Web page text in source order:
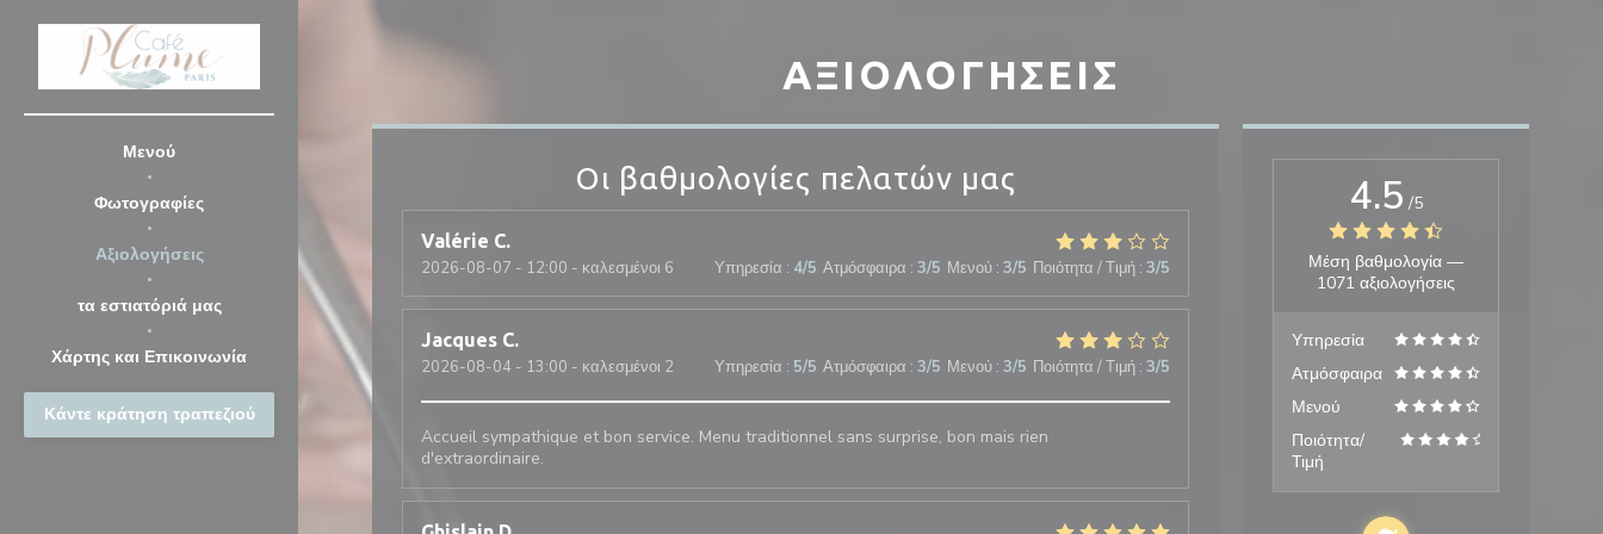
Μενού
Φωτογραφίες
Αξιολογήσεις
τα εστιατόριά μας
Χάρτης και Επικοινωνία
Κάντε κράτηση τραπεζιού
ΑΞΙΟΛΟΓΉΣΕΙΣ
Οι βαθμολογίες πελατών μας
Valérie C
2026-08-07 - 12:00 - καλεσμένοι 6 Υπηρεσία : 4/5 Ατμόσφαιρα : 3/5 Μενού : 3/5 Ποιότητα / Τιμή : 3/5
Jacques C
2026-08-04 - 13:00 - καλεσμένοι 2 Υπηρεσία : 5/5 Ατμόσφαιρα : 3/5 Μενού : 3/5 Ποιότητα / Τιμή : 3/5
Accueil sympathique et bon service. Menu traditionnel sans surprise, bon mais rien
d'extraordinaire.
4.5 /5
Μέση βαθμολογία —
1071 αξιολογήσεις
Υπηρεσία
Ατμόσφαιρα
Μενού
Ποιότητα/
Τιμή